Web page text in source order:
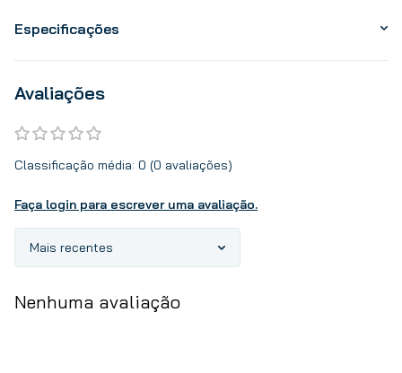
Especificações
Avaliações
Classificação média: 0 (0 avaliações)
Faça login para escrever uma avaliação.
Mais recentes
Nenhuma avaliação